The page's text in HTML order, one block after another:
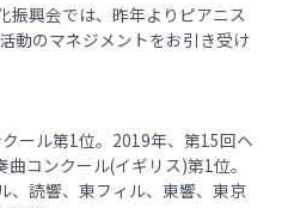
振興会では、昨年よりピアニス
動のマネジメントをお引き受け
ール第1位。2019年、第15回ヘ
コンクール(イギリス)第1位。
、読響、東フィル、東響、東京